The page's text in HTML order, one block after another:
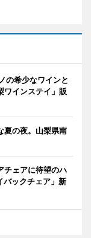
の希少なワインと
ワインステイ」販
夏の夜。山梨県南
チェアに待望のハ
バックチェア」新